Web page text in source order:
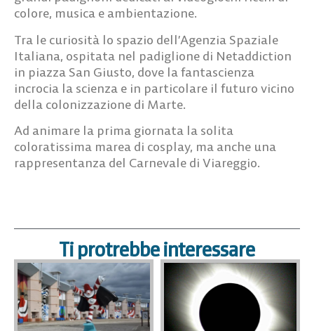
colore, musica e ambientazione.
Tra le curiosità lo spazio dell’Agenzia Spaziale
Italiana, ospitata nel padiglione di Netaddiction
in piazza San Giusto, dove la fantascienza
incrocia la scienza e in particolare il futuro vicino
della colonizzazione di Marte.
Ad animare la prima giornata la solita
coloratissima marea di cosplay, ma anche una
rappresentanza del Carnevale di Viareggio.
Ti protrebbe interessare